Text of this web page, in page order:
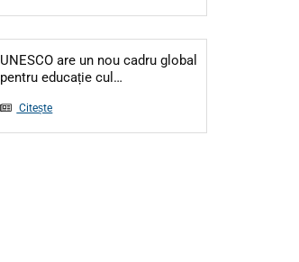
UNESCO are un nou cadru global
pentru educație cul…
Citește